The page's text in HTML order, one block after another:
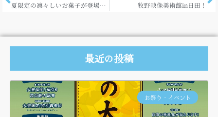
夏限定の凛々しいお菓子が登場です！ 牧野映像美術館in日田！
最近の投稿
お祭り・イベント